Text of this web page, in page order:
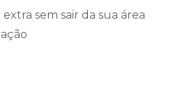
extra sem sair da sua área